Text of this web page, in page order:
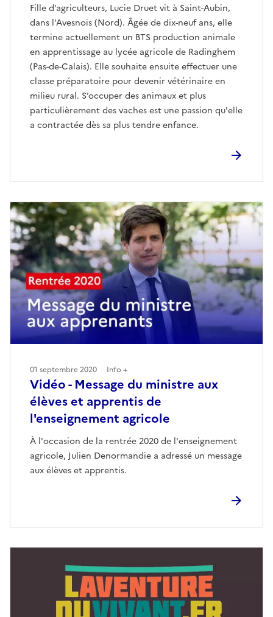
Fille d’agriculteurs, Lucie Druet vit à Saint-Aubin,
dans l'Avesnois (Nord). Âgée de dix-neuf ans, elle
termine actuellement un BTS production animale
en apprentissage au lycée agricole de Radinghem
(Pas-de-Calais). Elle souhaite ensuite effectuer une
classe préparatoire pour devenir vétérinaire en
milieu rural. S’occuper des animaux et plus
particulièrement des vaches est une passion qu'elle
a contractée dès sa plus tendre enfance.
Vidéo - Message du ministre aux
élèves et apprentis de
l'enseignement agricole
À l'occasion de la rentrée 2020 de l'enseignement
agricole, Julien Denormandie a adressé un message
aux élèves et apprentis.
01 septembre 2020 Info +